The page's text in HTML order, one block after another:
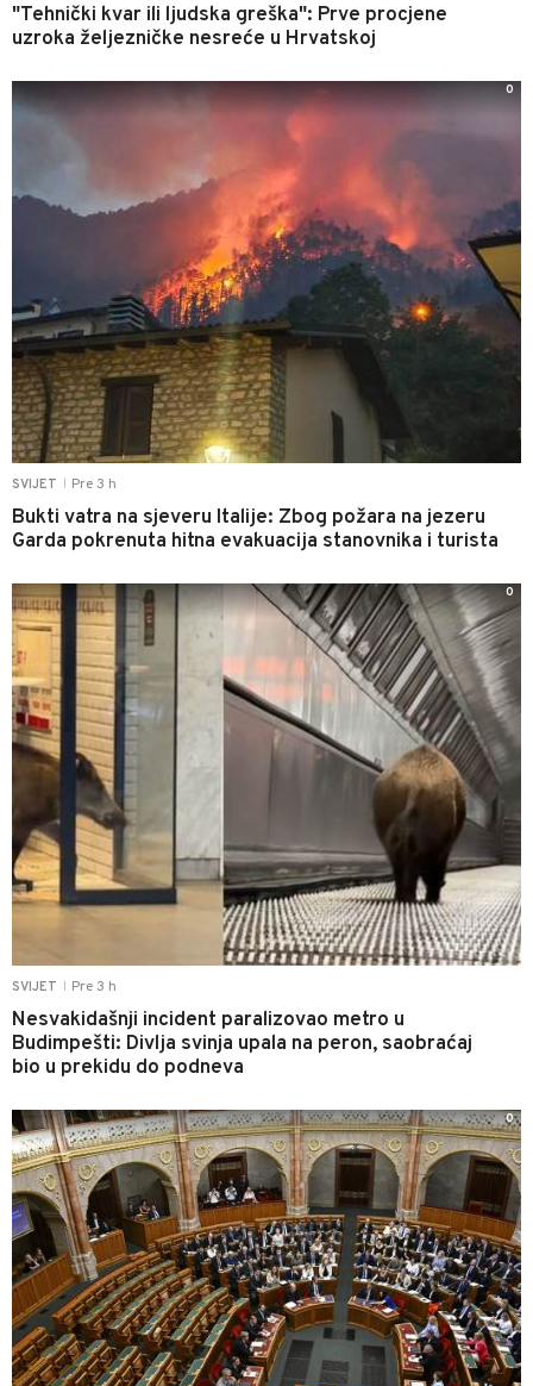
"Tehnički kvar ili ljudska greška": Prve procjene
uzroka željezničke nesreće u Hrvatskoj
SVIJET Pre 3 h
Bukti vatra na sjeveru Italije: Zbog požara na jezeru
Garda pokrenuta hitna evakuacija stanovnika i turista
0
SVIJET Pre 3 h
Nesvakidašnji incident paralizovao metro u
Budimpešti: Divlja svinja upala na peron, saobraćaj
bio u prekidu do podneva
0
0